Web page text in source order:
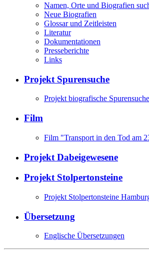
Namen, Orte und Biografien
Neue Biografien
Glossar und Zeitleisten
Literatur
Dokumentationen
Presseberichte
Links
Projekt Spurensuche
Projekt biografische Spurensuche
Film
Film "Transport in den Tod am
Projekt Dabeigewesene
Projekt Stolpertonsteine
Projekt Stolpertonsteine
Übersetzung
Englische Übersetzungen